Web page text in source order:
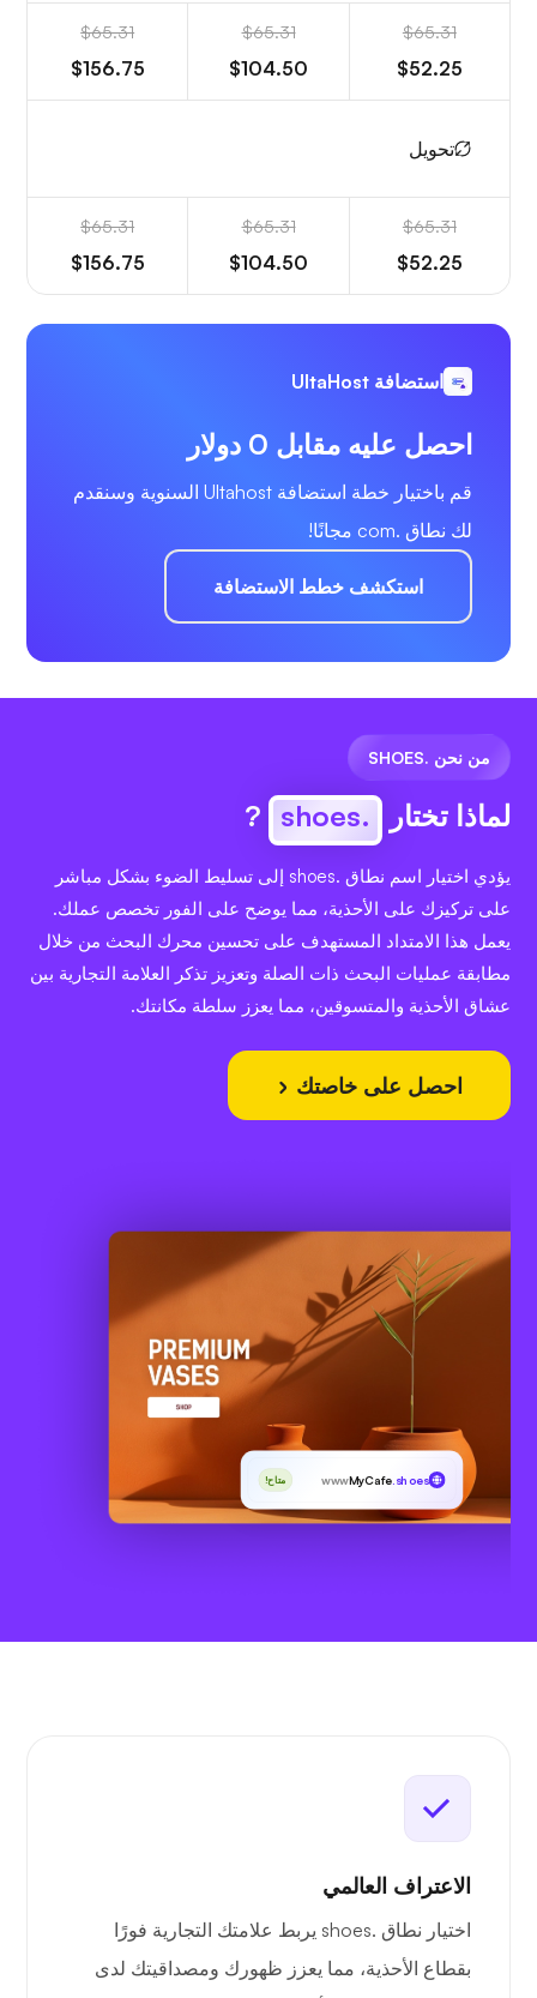
$65.31
$52.25
$65.31
$104.50
$65.31
$156.75
تحويل
$65.31
$52.25
$65.31
$104.50
$65.31
$156.75
استضافة UltaHost
احصل عليه مقابل 0 دولار
قم باختيار خطة استضافة Ultahost السنوية وسنقدم
لك نطاق .com مجانًا!
استكشف خطط الاستضافة
من نحن .SHOES
لماذا تختار .shoes
?
يؤدي اختيار اسم نطاق .shoes إلى تسليط الضوء بشكل مباشر
على تركيزك على الأحذية، مما يوضح على الفور تخصص عملك.
يعمل هذا الامتداد المستهدف على تحسين محرك البحث من خلال
مطابقة عمليات البحث ذات الصلة وتعزيز تذكر العلامة التجارية بين
عشاق الأحذية والمتسوقين، مما يعزز سلطة مكانتك.
احصل على خاصتك
wwwMyCafe.shoes متاح!
الاعتراف العالمي
اختيار نطاق .shoes يربط علامتك التجارية فورًا
بقطاع الأحذية، مما يعزز ظهورك ومصداقيتك لدى